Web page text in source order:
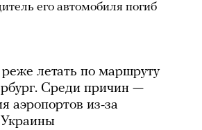
его автомобиля погиб
реже летать по маршруту
Среди причин —
аэропортов из-за
Украины